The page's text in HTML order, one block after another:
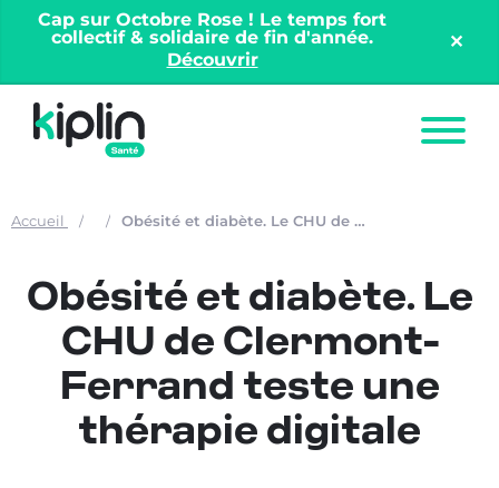
Cap sur Octobre Rose ! Le temps fort
collectif & solidaire de fin d'année.
Découvrir
✕︎
Nos solutions
entreprises
Nos ressources
À propos
Contact
Accueil Obésité et diabète. Le CHU de Clermont-Ferrand teste une thérapie digitale
Obésité et diabète. Le
CHU de Clermont-
Ferrand teste une
thérapie digitale